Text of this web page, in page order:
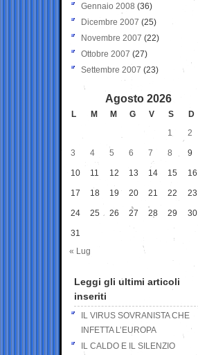
Gennaio 2008 (36)
Dicembre 2007 (25)
Novembre 2007 (22)
Ottobre 2007 (27)
Settembre 2007 (23)
Agosto 2026
L M M G V S
D
1
2
3 4 5 6 7 8 9
10 11 12 13 14 15 16
17 18 19 20 21 22 23
24 25 26 27 28 29 30
31
« Lug
Leggi gli ultimi articoli
inseriti
IL VIRUS SOVRANISTA CHE
INFETTA L’EUROPA
IL CALDO E IL SILENZIO